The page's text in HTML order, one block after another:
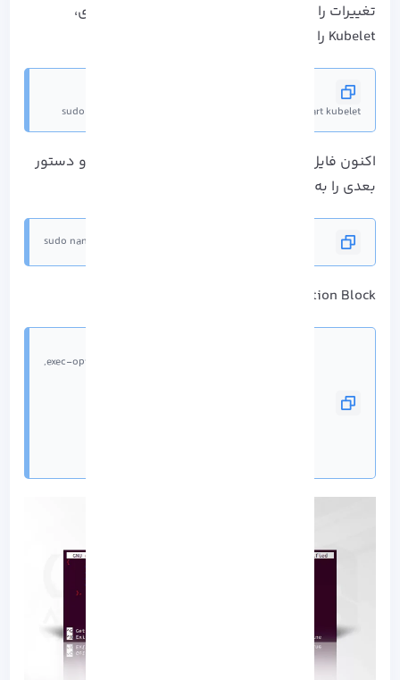
تغییرات را ذخیره کنید و برای انجام دادن پیکربندی،
Kubelet را دوباره راه اندازی کنید:
sudo systemctl daemon- reload & sudo systemctl restart kubelet
اکنون فایل پیکربندی Daemon Docker را باز کنید و دستور
بعدی را به آن اضافه نمایید:
sudo nano /etc/docker/daemon.json
Configuration Block را اضافه کنید:
"exec-opts": ["native.cgroupdriver=systemd"],